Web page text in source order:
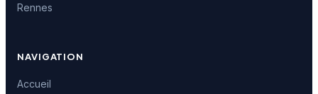
Rennes
NAVIGATION
Accueil